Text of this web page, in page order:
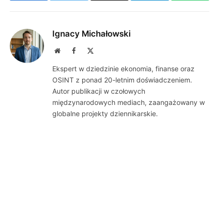
Ignacy Michałowski
WebsiteFacebook
Ekspert w dziedzinie ekonomia, finanse oraz
OSINT z ponad 20-letnim doświadczeniem.
Autor publikacji w czołowych
międzynarodowych mediach, zaangażowany w
globalne projekty dziennikarskie.